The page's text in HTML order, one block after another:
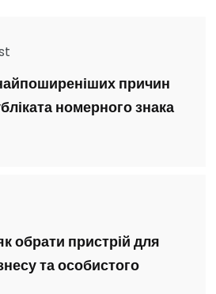
причин
номерного знака
обрати пристрій для
та особистого